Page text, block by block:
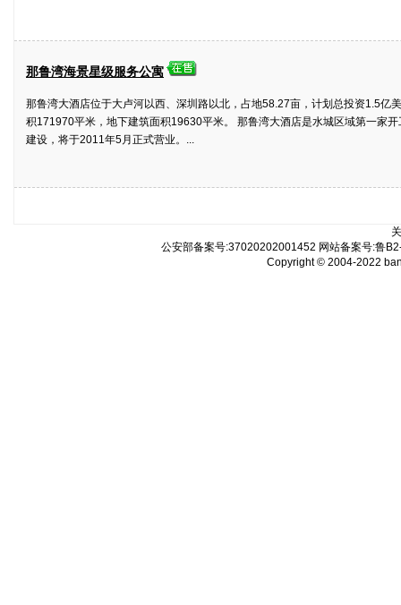
那鲁湾海景星级服务公寓
那鲁湾大酒店位于大卢河以西、深圳路以北，占地58.27亩，计划总投资1.5亿
积171970平米，地下建筑面积19630平米。 那鲁湾大酒店是水城区域第一家
建设，将于2011年5月正式营业。...
公安部备案号:37020202001452 网站备案号:鲁
Copyright © 2004-2022